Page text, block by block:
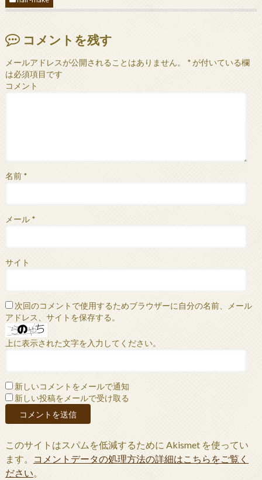
コメントを残す
メールアドレスが公開されることはありません。 *が付いている欄
は必須項目です
コメント
名前 *
メール *
サイト
次回のコメントで使用するためブラウザーに自分の名前、メール
アドレス、サイトを保存する。
上に表示された文字を入力してください。
新しいコメントをメールで通知
新しい投稿をメールで受け取る
このサイトはスパムを低減するために Akismet を使ってい
ます。
コメントデータの処理方法の詳細はこちらをご覧く
ださい